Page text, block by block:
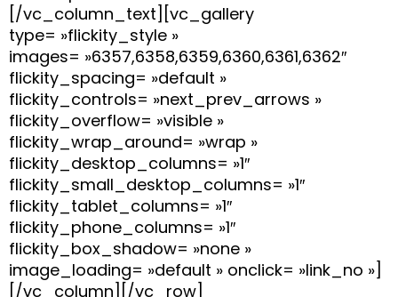
[/vc_column_text][vc_gallery
type= »flickity_style »
images= »6357,6358,6359,6360,6361,6362″
flickity_spacing= »default »
flickity_controls= »next_prev_arrows »
flickity_overflow= »visible »
flickity_wrap_around= »wrap »
flickity_desktop_columns= »1″
flickity_small_desktop_columns= »1″
flickity_tablet_columns= »1″
flickity_phone_columns= »1″
flickity_box_shadow= »none »
image_loading= »default » onclick= »link_no »]
[/vc_column][/vc_row]